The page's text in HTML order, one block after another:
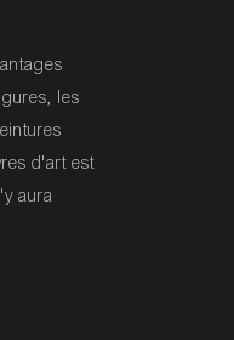
les
d'art est
aura